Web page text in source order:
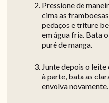
Pressione de
cima as
pedaços e triture
em água fria. Bata
puré de manga.
Junte depois o
à parte, bata as
envolva novamente.